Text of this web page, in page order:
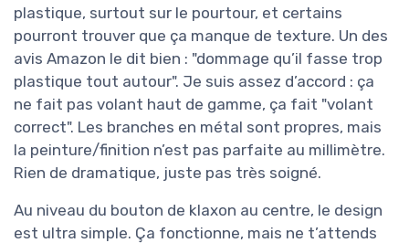
plastique, surtout sur le pourtour, et certains
pourront trouver que ça manque de texture. Un des
avis Amazon le dit bien : "dommage qu’il fasse trop
plastique tout autour". Je suis assez d’accord : ça
ne fait pas volant haut de gamme, ça fait "volant
correct". Les branches en métal sont propres, mais
la peinture/finition n’est pas parfaite au millimètre.
Rien de dramatique, juste pas très soigné.
Au niveau du bouton de klaxon au centre, le design
est ultra simple. Ça fonctionne, mais ne t’attends